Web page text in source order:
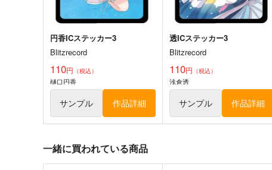
円香ICステッカー3
Blitzrecord
110円 （税込）
樋口円香
サンプル 作品詳細
透ICステッカー3
Blitzrecord
110円 （税込）
浅倉透
サンプル 作品詳細
一緒に買われている商品